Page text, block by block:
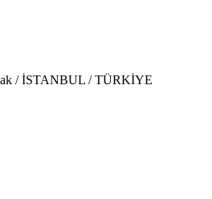
/ İSTANBUL / TÜRKİYE